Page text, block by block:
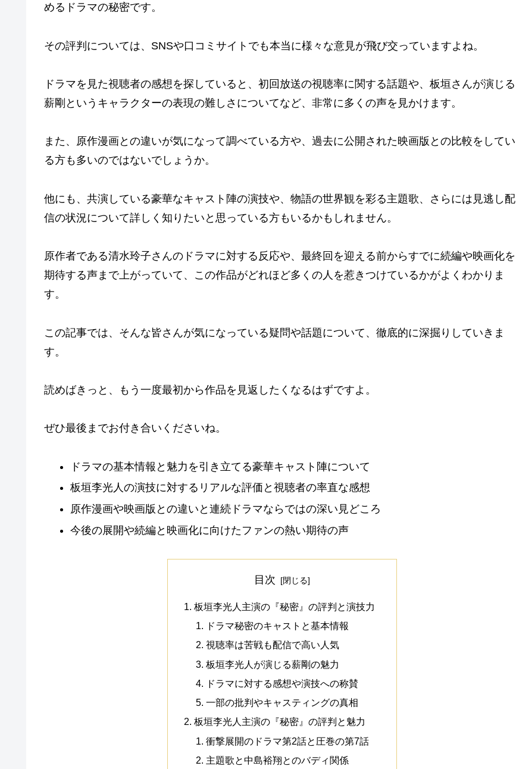
めるドラマの秘密です。
その評判については、SNSや口コミサイトでも本当に様々な意見が飛び交っていますよね。
ドラマを見た視聴者の感想を探していると、初回放送の視聴率に関する話題や、板垣さんが演じる
薪剛というキャラクターの表現の難しさについてなど、非常に多くの声を見かけます。
また、原作漫画との違いが気になって調べている方や、過去に公開された映画版との比較をしてい
る方も多いのではないでしょうか。
他にも、共演している豪華なキャスト陣の演技や、物語の世界観を彩る主題歌、さらには見逃し配
信の状況について詳しく知りたいと思っている方もいるかもしれません。
原作者である清水玲子さんのドラマに対する反応や、最終回を迎える前からすでに続編や映画化を
期待する声まで上がっていて、この作品がどれほど多くの人を惹きつけているかがよくわかりま
す。
この記事では、そんな皆さんが気になっている疑問や話題について、徹底的に深掘りしていきま
す。
読めばきっと、もう一度最初から作品を見返したくなるはずですよ。
ぜひ最後までお付き合いくださいね。
ドラマの基本情報と魅力を引き立てる豪華キャスト陣について
板垣李光人の演技に対するリアルな評価と視聴者の率直な感想
原作漫画や映画版との違いと連続ドラマならではの深い見どころ
今後の展開や続編と映画化に向けたファンの熱い期待の声
目次
板垣李光人主演の『秘密』の評判と演技力
ドラマ秘密のキャストと基本情報
視聴率は苦戦も配信で高い人気
板垣李光人が演じる薪剛の魅力
ドラマに対する感想や演技への称賛
一部の批判やキャスティングの真相
板垣李光人主演の『秘密』の評判と魅力
衝撃展開のドラマ第2話と圧巻の第7話
主題歌と中島裕翔とのバディ関係